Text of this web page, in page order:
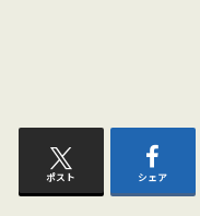
ポスト シェア